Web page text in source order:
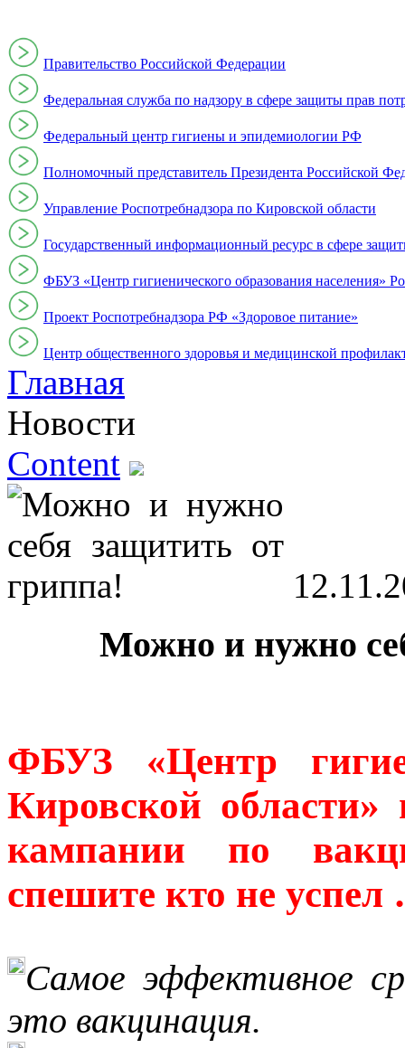
Правительство Российской Федерации
Федеральная служба по надзору в сфере защиты прав
Федеральный центр гигиены и эпидемиологии РФ
Полномочный представитель Президента Российской
Управление Роспотребнадзора по Кировской области
Государственный информационный ресурс в сфере
ФБУЗ «Центр гигиенического образования населения»
Проект Роспотребнадзора РФ «Здоровое питание»
Центр общественного здоровья и медицинской
Главная
Новости
Content
Можно и нужно
ФБУЗ «Центр
Кировской
кампании по
спешите кто не
Самое эффективное
это вакцинация.